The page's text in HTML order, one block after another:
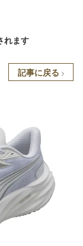
れます
記事に戻る